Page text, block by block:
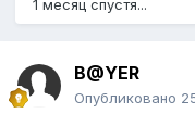
1 месяц спустя...
B@YER
Опубликовано